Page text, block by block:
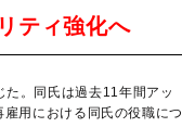
ティ強化へ
。同氏は過去11年間アッ
用における同氏の役職につ